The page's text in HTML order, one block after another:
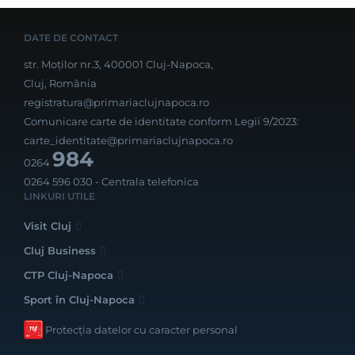
DATE DE CONTACT
str. Moților nr.3, 400001 Cluj-Napoca,
Cluj, România
registratura@primariaclujnapoca.ro
Comunicare carte de identitate conform Legii 9/2023:
carte_identitate@primariaclujnapoca.ro
0264984
0264 596 030 - Centrala telefonica
LINKURI UTILE
Visit Cluj
Cluj Business
CTP Cluj-Napoca
Sport în Cluj-Napoca
Protecția datelor cu caracter personal